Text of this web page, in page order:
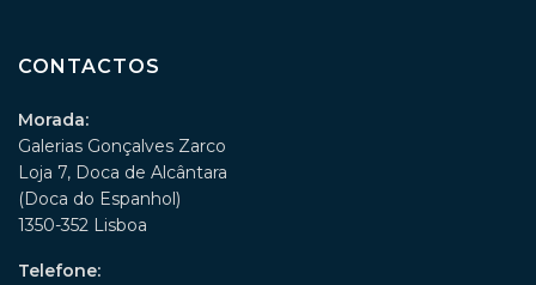
CONTACTOS
Morada:
Galerias Gonçalves Zarco
Loja 7, Doca de Alcântara
(Doca do Espanhol)
1350-352 Lisboa
Telefone: